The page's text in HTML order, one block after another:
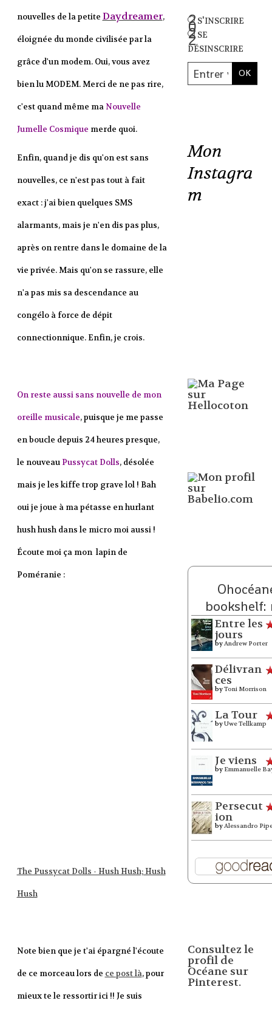
nouvelles de la petite Daydreamer,
éloignée du monde civilisée par la
grâce d'un modem. Oui, vous avez
bien lu MODEM. Merci de ne pas rire,
c'est quand même maNouvelle
Jumelle Cosmique merde quoi.
Enfin, quand je dis qu'on est sans
nouvelles, ce n'est pas tout à fait
exact : j'ai bien quelques SMS
alarmants, mais je n'en dis pas plus,
après on rentre dans le domaine de la
vie privée. Mais qu'on se rassure, elle
n'a pas mis sa descendance au
congélo à force de dépit
connectionnique. Enfin, je crois.
On reste aussi sans nouvelle de mon
oreille musicale, puisque je me passe
en boucle depuis 24 heures presque,
le nouveauPussycat Dolls, désolée
mais je les kiffe trop grave lol ! Bah
oui je joue à ma pétasse en hurlant
hush hush dans le micro moi aussi !
Écoute moi ça mon lapin de
Poméranie :
The Pussycat Dolls - Hush Hush; Hush
Hush
Note bien que je t'ai épargné l'écoute
de ce morceau lors de ce post là, pour
mieux te le ressortir ici !! Je suis
s'inscrire
se
désinscrire
Mon
Instagra
m
bookshelf:
Entre les
jours
byAndrew Porter
Délivran
ces
byToni Morrison
La Tour
byUwe Tellkamp
Je viens
by Emmanuelle
Persecut
ion
byAlessandro
Consultez le
profil de
Océane sur
Pinterest.